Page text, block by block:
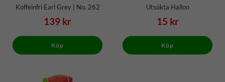
Koffeinfri Earl Grey | No. 262
139 kr
Köp
Utsökta Hallon
15 kr
Köp